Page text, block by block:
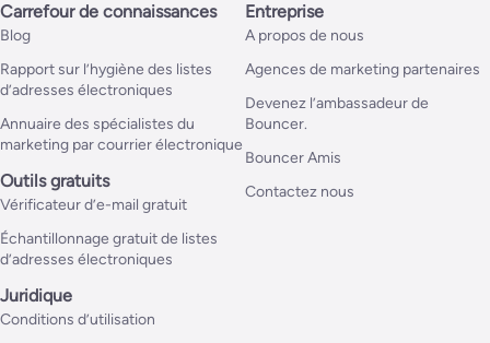
Carrefour de connaissances
Blog
Rapport sur l’hygiène des listes
d’adresses électroniques
Annuaire des spécialistes du
marketing par courrier électronique
Outils gratuits
Vérificateur d’e-mail gratuit
Échantillonnage gratuit de listes
d’adresses électroniques
Entreprise
A propos de nous
Agences de marketing partenaires
Devenez l’ambassadeur de
Bouncer.
Bouncer Amis
Contactez nous
Juridique
Conditions d’utilisation